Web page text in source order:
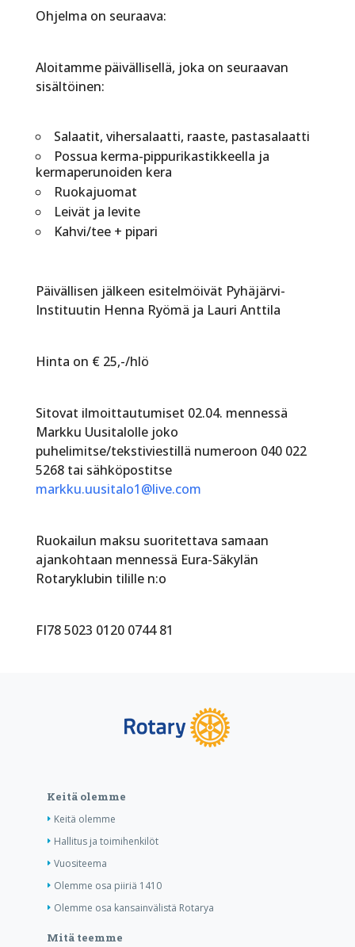
Ohjelma on seuraava:
Aloitamme päivällisellä, joka on seuraavan
sisältöinen:
Salaatit, vihersalaatti, raaste, pastasalaatti
Possua kerma-pippurikastikkeella ja
kermaperunoiden kera
Ruokajuomat
Leivät ja levite
Kahvi/tee + pipari
Päivällisen jälkeen esitelmöivät Pyhäjärvi-
Instituutin Henna Ryömä ja Lauri Anttila
Hinta on € 25,-/hlö
Sitovat ilmoittautumiset 02.04. mennessä
Markku Uusitalolle joko
puhelimitse/tekstiviestillä numeroon 040 022
5268 tai sähköpostitse
markku.uusitalo1@live.com
Ruokailun maksu suoritettava samaan
ajankohtaan mennessä Eura-Säkylän
Rotaryklubin tilille n:o
FI78 5023 0120 0744 81
Keitä olemme
Keitä olemme
Hallitus ja toimihenkilöt
Vuositeema
Olemme osa piiriä 1410
Olemme osa kansainvälistä Rotarya
Mitä teemme